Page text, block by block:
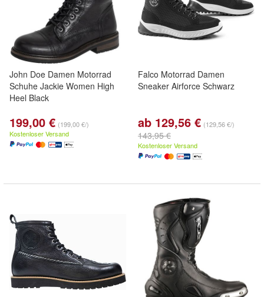
John Doe Damen Motorrad
Schuhe Jackie Women High
Heel Black
199,00 € (199,00 €/)
Kostenloser Versand
Falco Motorrad Damen
Sneaker Airforce Schwarz
ab 129,56 € (129,56 €/)
143,95 €
Kostenloser Versand